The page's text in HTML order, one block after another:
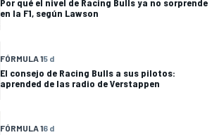
Por qué el nivel de Racing Bulls ya no sorprende
en la F1, según Lawson
FÓRMULA 15 d
El consejo de Racing Bulls a sus pilotos:
aprended de las radio de Verstappen
FÓRMULA 16 d